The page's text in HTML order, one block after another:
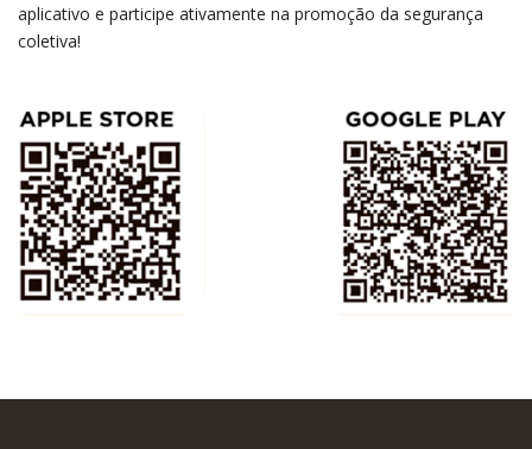
aplicativo e participe ativamente na promoção da segurança
coletiva!